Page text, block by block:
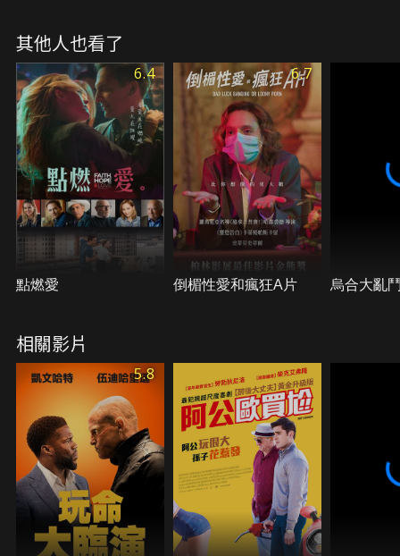
坎城影展？
其他人也看了
6.4
點燃愛
6.7
倒楣性愛和瘋狂A片 烏合大亂
相關影片
5.8